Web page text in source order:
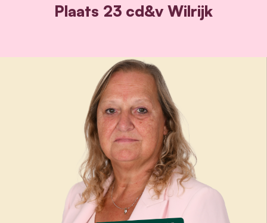
Plaats 23 cd&v Wilrijk